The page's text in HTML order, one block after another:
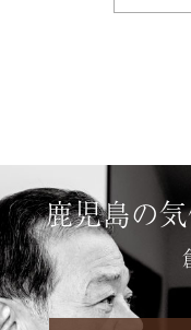
鹿児島の